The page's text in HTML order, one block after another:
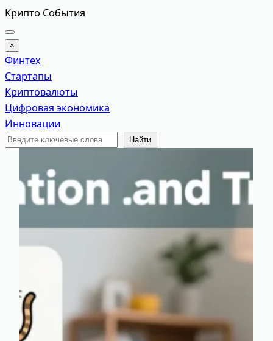
Перейти
к
содержимому
Крипто События
×
Финтех
Стартапы
Криптовалюты
Цифровая экономика
Инновации
Поиск
Найти